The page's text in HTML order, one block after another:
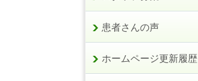
患者さんの声
ホームページ更新履歴